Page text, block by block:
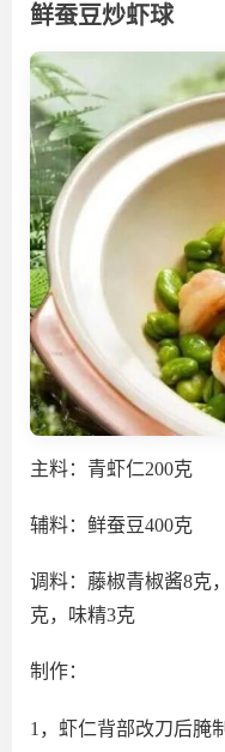
鲜蚕豆炒虾球
主料：青虾仁200克
辅料：鲜蚕豆400克
调料：藤椒青椒酱8克
克，味精3克
制作：
1，虾仁背部改刀后腌